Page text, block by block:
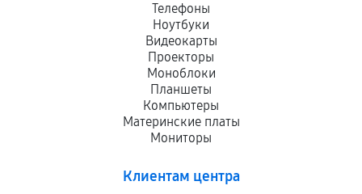
Телефоны
Ноутбуки
Видеокарты
Проекторы
Моноблоки
Планшеты
Компьютеры
Материнские платы
Мониторы
Клиентам центра